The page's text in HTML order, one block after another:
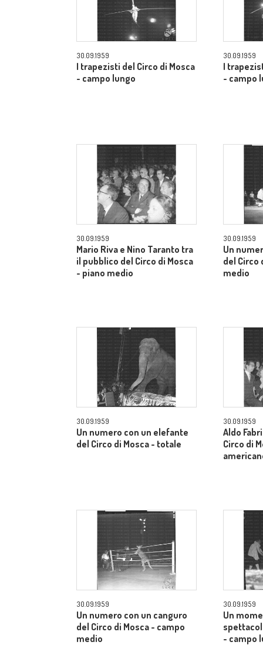
30.09.1959
I trapezisti del Circo di Mosca
- campo lungo
30.09.1959
I
- campo
30.09.1959
Mario Riva e Nino Taranto tra
il pubblico del Circo di Mosca
- piano medio
30.09.1959
Un
del Circo
medio
30.09.1959
Un numero con un elefante
del Circo di Mosca - totale
30.09.1959
Aldo
Circo di
30.09.1959
Un numero con un canguro
del Circo di Mosca - campo
medio
30.09.1959
Un
- campo